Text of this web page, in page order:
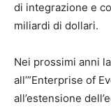
di integrazione e
miliardi di dollari.
Nei prossimi anni
all’”Enterprise of
all’estensione